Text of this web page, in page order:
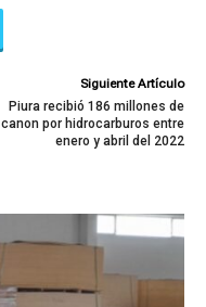
Siguiente Artículo
Piura recibió 186 millones de
canon por hidrocarburos entre
enero y abril del 2022